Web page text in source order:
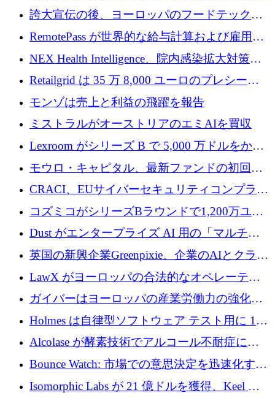
産業化するために 2 億 8,000 万ユーロのベル
リン GigaLab を発表
誇大宣伝の後、ヨーロッパのフードテックセ
クターはファンダメンタルズを中心に再構築
RemotePass が世界的な給与計算および雇用プ
ラットフォームを拡大するために 1,740 万ド
NEX Health Intelligence、院内感染拡大対策に
100万ユーロを確保
Retailgrid は 35 万 8,000 ユーロのプレシード
ラウンドで小売業のスプレッドシートをター
ゲットにしています
モンゾは売上と利益の飛躍を報告
ミストラルがオーストリアのエミAIを買収
Lexroom がシリーズ B で 5,000 万ドルをかけ
てヨーロッパ大陸法用の法律 AI を構築
モウロ・キャピタル、最新ファンドの初回ク
ローズで4億ドルを確保
CRACI、EUサイバーセキュリティコンプライ
アンスプラットフォームのために140万ユーロ
コズミコがシリーズBラウンドで1,200万ユー
ロを調達
Dust がエンタープライズ AI 用の「マルチプ
レイヤー」オペレーティング システムを構築
するシリーズ B で 4,000 万ドルを調達
英国の新興企業Greenpixie、企業のAIとクラウ
ドのエネルギー無駄を削減するために470万ポ
ンドを調達
LawX がヨーロッパの合法的なオペレーティ
ング システムを構築するために 750 万ユーロ
を調達
ガイバーはヨーロッパの産業労働力の強化に
貢献するために 140 万ユーロを獲得
Holmes は自律型ソフトウェア テスト用に 110
万ユーロのプレシードを提供して開始
Alcolase が酵素技術でアルコール不耐症に取
り組むために 150 万ユーロを調達
Bounce Watch: 市場での意思決定を迅速化する
ためのインテリジェンス層を構築する
Isomorphic Labs が 21 億ドルを獲得、Keel の